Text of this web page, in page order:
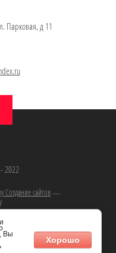
Парковая, д 11
2022
Создание сайтов—
Вы
Хорошо